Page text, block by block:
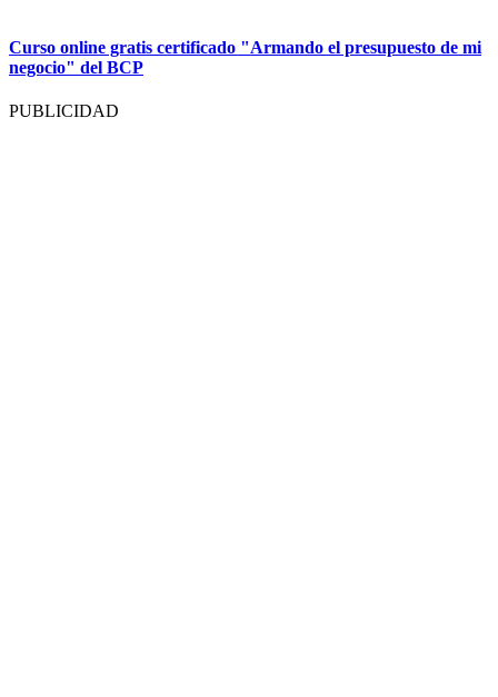
Curso online gratis certificado "Armando el presupuesto de mi
negocio" del BCP
PUBLICIDAD